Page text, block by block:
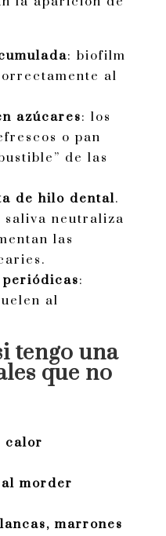
: biofilm
al
azúcares: los
o pan
de las
de hilo dental.
saliva neutraliza
las
:
al
tengo una
que no
calor
morder
marrones